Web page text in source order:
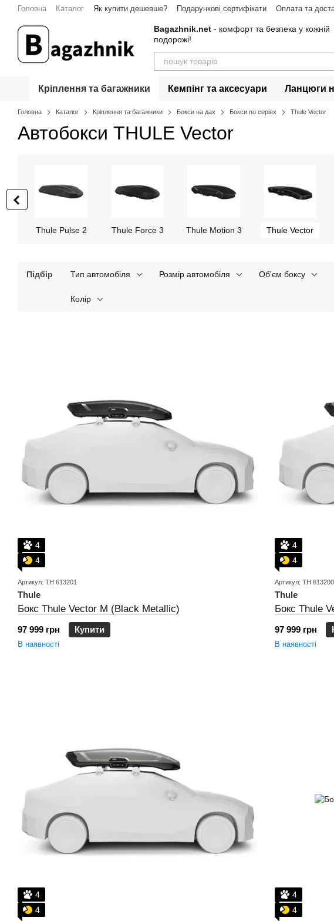
Перейти до основного контенту
Головна Каталог Як купити дешевше? Подарункові сертифікати Оплата та
Bagazhnik.net - комфорт та безпека у кожній
подорожі!
Кріплення та багажники Кемпінг та аксесуари Ланцюги
Головна Каталог Кріплення та багажники Бокси на дах Бокси по серіях Thule Vector
Автобокси THULE Vector
Thule Pulse 2 Thule Force 3 Thule Motion 3 Thule Vector
Підбір Тип автомобіля Розмір автомобіля Об'єм боксу
Колір
4
4
Артикул: TH 613201
Thule
Бокс Thule Vector M (Black Metallic)
97 999 грн Купити
В наявності
4
4
Артикул: TH 613200
Thule
Бокс Thule
97 999 грн
В наявності
4
4
4
4